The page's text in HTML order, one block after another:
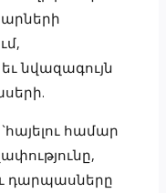
նվազագույն
համար
դարպասները